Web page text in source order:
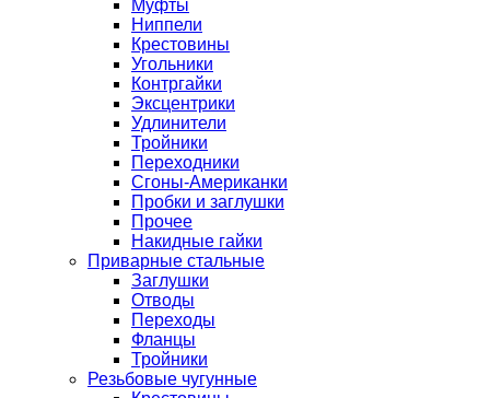
Муфты
Ниппели
Крестовины
Угольники
Контргайки
Эксцентрики
Удлинители
Тройники
Переходники
Сгоны-Американки
Пробки и заглушки
Прочее
Накидные гайки
Приварные стальные
Заглушки
Отводы
Переходы
Фланцы
Тройники
Резьбовые чугунные